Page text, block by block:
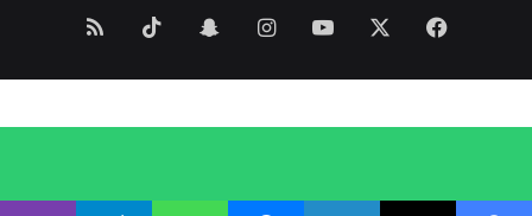
فيسبوك ‫YouTubeانستقرامسناب
تشات
‫TikTok
الموقع